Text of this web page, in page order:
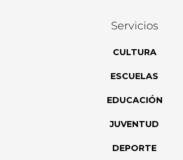
Servicios
CULTURA
ESCUELAS
EDUCACIÓN
JUVENTUD
DEPORTE